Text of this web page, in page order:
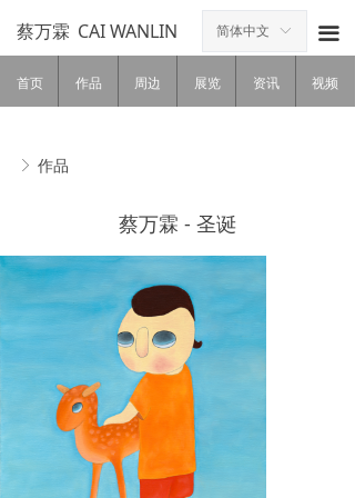
蔡万霖 끀
CAI WANLIN
首页 作品 周边 展览 资讯 视频
ꀅ
简体中文
蔡万霖 - 圣诞
ꁕ 作品